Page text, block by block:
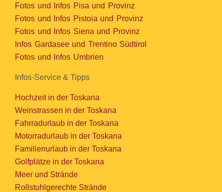
Fotos und Infos Pisa und Provinz
Fotos und Infos Pistoia und Provinz
Fotos und Infos Siena und Provinz
Infos Gardasee und Trentino Südtirol
Fotos und Infos Umbrien
Infos-Service & Tipps
Hochzeit in der Toskana
Weinstrassen in der Toskana
Fahrradurlaub in der Toskana
Motorradurlaub in der Toskana
Familienurlaub in der Toskana
Golfplätze in der Toskana
Meer und Strände
Rollstuhlgerechte Strände